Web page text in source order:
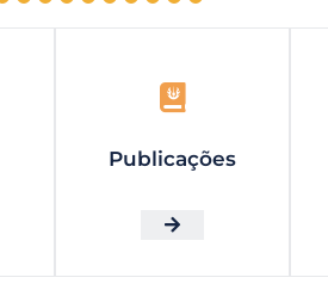
Publicações